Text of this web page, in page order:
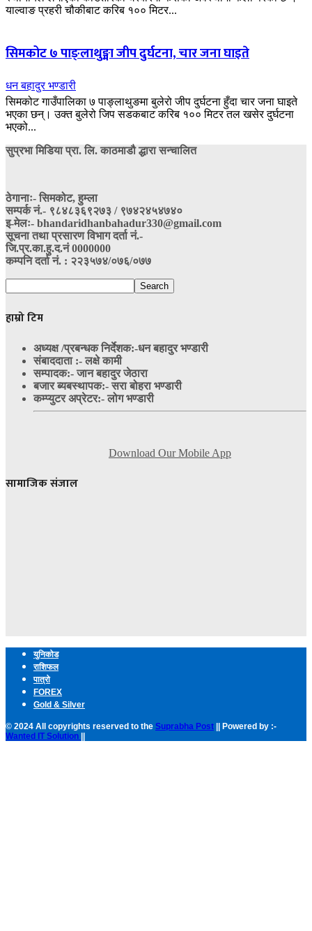
याल्वाङ प्रहरी चौकीबाट करिब १०० मिटर...
सिमकोट ७ पाङ्लाथुङ्मा जीप दुर्घटना, चार जना घाइते
धन बहादुर भण्डारी
सिमकोट गाउँपालिका ७ पाङ्लाथुङमा बुलेरो जीप दुर्घटना हुँदा चार जना घाइते
भएका छन्। उक्त बुलेरो जिप सडकबाट करिब १०० मिटर तल खसेर दुर्घटना
भएको...
सुप्रभा मिडिया प्रा. लि. काठमाडौ द्धारा सन्चालित
ठेगानाः- सिमकोट, हुम्ला
सम्पर्क नं‍.- ९८४८३६९२७३ / ९७४२४५४७४०
इ-मेलः- bhandaridhanbahadur330@gmail.com
सूचना तथा प्रसारण विभाग दर्ता नं.-
जि.प्र.का.हु.द.नं 0000000
कम्पनि दर्ता नं. : २२३५७४/०७६/०७७
हाम्रो टिम
अध्यक्ष /प्रबन्धक निर्देशक:-धन बहादुर भण्डारी
संबाददाता :- लक्षे कामी
सम्पादक:- जान बहादुर जेठारा
बजार ब्यबस्थापक:- सरा बोहरा भण्डारी
कम्प्युटर अप्रेटर:- लोग भण्डारी
Download Our Mobile App
सामाजिक संजाल
युनिकोड
राशिफल
पात्रो
FOREX
Gold & Silver
© 2024 All copyrights reserved to the Suprabha Post || Powered by :-
Wanted IT Solution